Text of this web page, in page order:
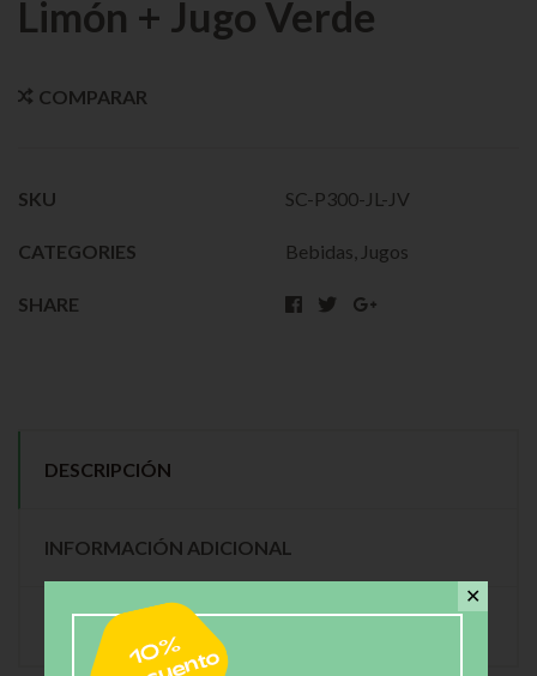
Limón + Jugo Verde
COMPARAR
SKU SC-P300-JL-JV
CATEGORIES Bebidas Jugos
SHARE
DESCRIPCIÓN
INFORMACIÓN ADICIONAL
VALORACIONES (0)
✕